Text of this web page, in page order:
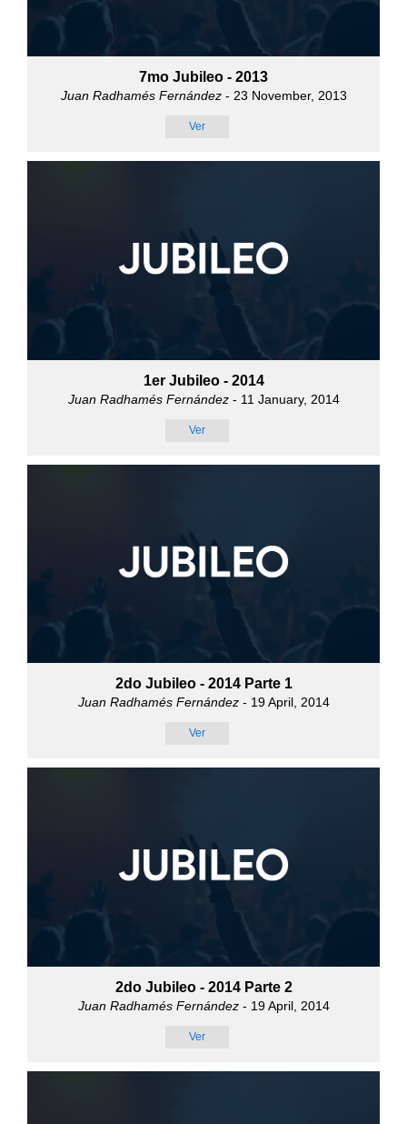
7mo Jubileo - 2013
Juan Radhamés Fernández- 23 November, 2013
Ver
1er Jubileo - 2014
Juan Radhamés Fernández- 11 January, 2014
Ver
2do Jubileo - 2014 Parte 1
Juan Radhamés Fernández- 19 April, 2014
Ver
2do Jubileo - 2014 Parte 2
Juan Radhamés Fernández- 19 April, 2014
Ver